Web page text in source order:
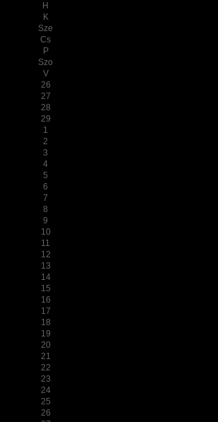
H
K
Sze
Cs
P
Szo
V
26
27
28
29
1
2
3
4
5
6
7
8
9
10
11
12
13
14
15
16
17
18
19
20
21
22
23
24
25
26